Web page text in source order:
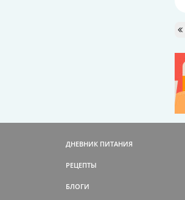
ДНЕВНИК ПИТАНИЯ
РЕЦЕПТЫ
БЛОГИ